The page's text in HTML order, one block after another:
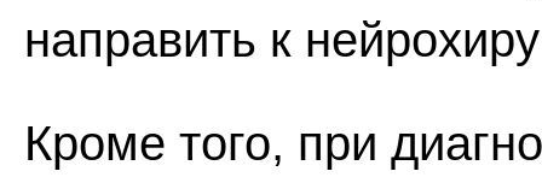
направить к
Кроме того, при